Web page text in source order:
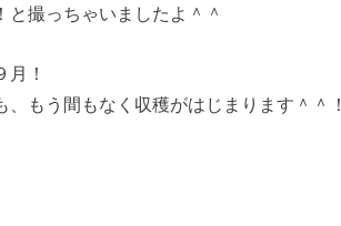
と撮っちゃいましたよ＾＾
月！
、もう間もなく収穫がはじまります＾＾！